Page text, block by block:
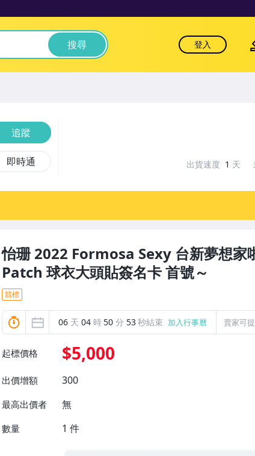
搜尋 登入
怡珊 2022 Formosa Sexy 台新夢想家
Patch 球衣大頭貼簽名卡 首號～
競標
06 天 04 時 50 分 51秒結束 加入行事曆 賣家可
起標價格 $5,000
出價增額 300
最高出價者 無
數量 1 件
追蹤
即時通 出貨速度 1 天